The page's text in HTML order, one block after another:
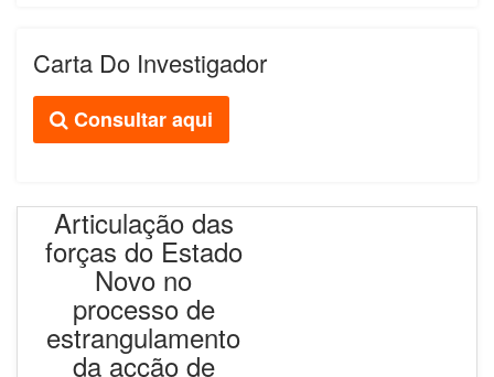
Carta Do Investigador
Consultar aqui
Articulação das
forças do Estado
Novo no
processo de
estrangulamento
da acção de